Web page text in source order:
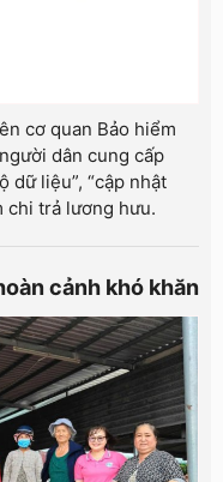
cơ quan Bảo hiểm
dân cung cấp
dữ liệu”, “cập nhật
chi trả lương hưu.
cảnh khó khăn